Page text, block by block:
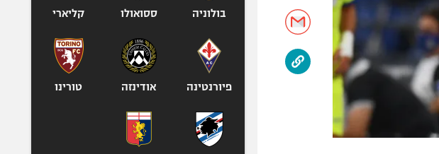
בולוניה ססואולו קליארי
פיורנטינה אודינזה טורינו